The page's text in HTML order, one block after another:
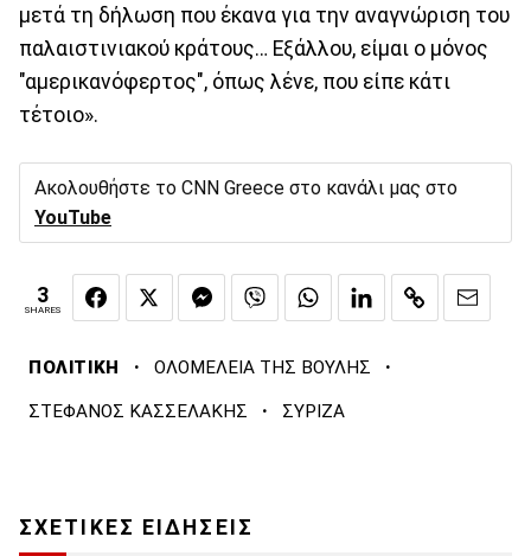
μετά τη δήλωση που έκανα για την αναγνώριση του
παλαιστινιακού κράτους… Εξάλλου, είμαι ο μόνος
"αμερικανόφερτος", όπως λένε, που είπε κάτι
τέτοιο».
Ακολουθήστε το CNN Greece στο κανάλι μας στο
YouTube
3
SHARES
ΠΟΛΙΤΙΚΗ · ΟΛΟΜΕΛΕΙΑ ΤΗΣ ΒΟΥΛΗΣ ·
ΣΤΕΦΑΝΟΣ ΚΑΣΣΕΛΑΚΗΣ · ΣΥΡΙΖΑ
ΣΧΕΤΙΚΕΣ ΕΙΔΗΣΕΙΣ